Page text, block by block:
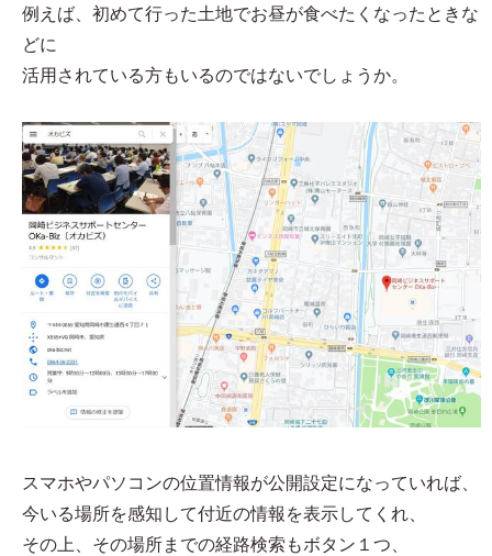
例えば、初めて行った土地でお昼が食べたくなったときな
どに
活用されている方もいるのではないでしょうか。
スマホやパソコンの位置情報が公開設定になっていれば、
今いる場所を感知して付近の情報を表示してくれ、
その上、その場所までの経路検索もボタン１つ、